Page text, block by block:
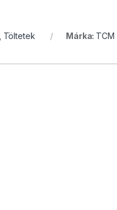
Töltetek Márka: TCM